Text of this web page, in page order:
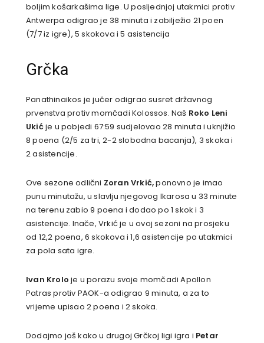
boljim košarkašima lige. U posljednjoj utakmici protiv
Antwerpa odigrao je 38 minuta i zabilježio 21 poen
(7/7 iz igre), 5 skokova i 5 asistencija
Grčka
Panathinaikos je jučer odigrao susret državnog
prvenstva protiv momčadi Kolossos. Naš Roko Leni
Ukićje u pobjedi 67:59 sudjelovao 28 minuta i uknjižio
8 poena (2/5 za tri, 2-2 slobodna bacanja), 3 skoka i
2 asistencije.
Ove sezone odlični Zoran Vrkić,ponovno je imao
punu minutažu, u slavlju njegovog Ikarosa u 33 minute
na terenu zabio 9 poena i dodao po 1 skok i 3
asistencije. Inače, Vrkić je u ovoj sezoni na prosjeku
od 12,2 poena, 6 skokova i 1,6 asistencije po utakmici
za pola sata igre.
Ivan Krolo je u porazu svoje momčadi Apollon
Patras protiv PAOK-a odigrao 9 minuta, a za to
vrijeme upisao 2 poena i 2 skoka.
Dodajmo još kako u drugoj Grčkoj ligi igra i Petar